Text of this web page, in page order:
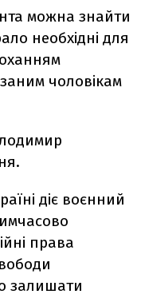
можна знайти
необхідні для
чоловікам
діє воєнний
права
залишати